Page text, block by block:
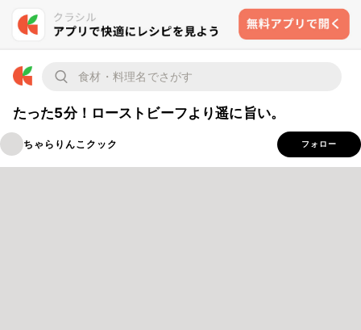
たった5分！ローストビーフより遥に旨い。
ちゃらりんこクック フォロー